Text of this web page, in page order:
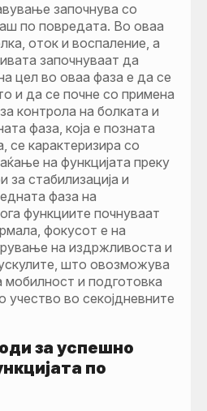
започнува со
по повредата. Во оваа
оток и воспаление, а
започнуваат да
цел во оваа фаза е да се
и да се почне со примена
контрола на болката и
фаза, која е позната
се карактеризира со
на функцијата преку
стабилизација и
фаза на
функциите почнуваат
фокусот е на
на издржливоста и
што овозможува
и подготовка
учество во секојдневните
за успешно
по